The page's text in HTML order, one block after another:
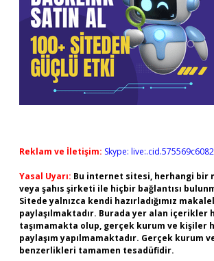
Reklam ve İletişim: Skype:
Yasal Uyarı: Bu internet sitesi, herhangi bir
veya şahıs şirketi ile hiçbir bağlantısı
Sitede yalnızca kendi hazırladığımız
paylaşılmaktadır. Burada yer alan içerikler
taşımamakta olup, gerçek kurum ve kişiler
paylaşım yapılmamaktadır. Gerçek kurum
benzerlikleri tamamen tesadüfidir.